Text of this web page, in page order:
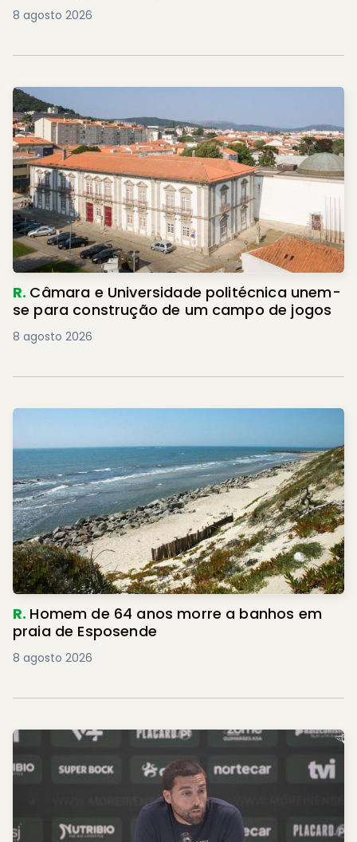
8 agosto 2026
R. Câmara e Universidade politécnica unem-
se para construção de um campo de jogos
8 agosto 2026
R. Homem de 64 anos morre a banhos em
praia de Esposende
8 agosto 2026